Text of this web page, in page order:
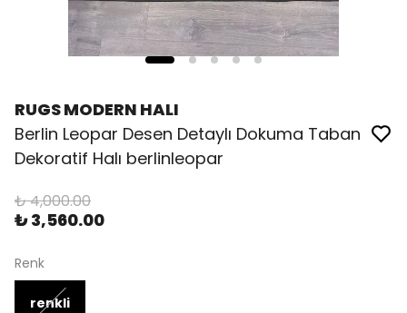
RUGS MODERN HALI
Berlin Leopar Desen Detaylı Dokuma Taban
Dekoratif Halı berlinleopar
₺ 4,000.00
₺ 3,560.00
Renk
renkli